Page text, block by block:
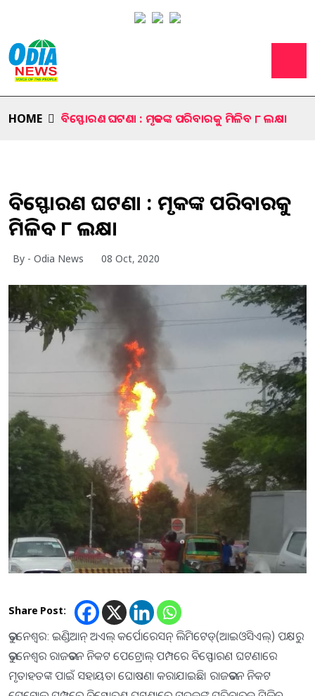
HOME ବିସ୍ଫୋରଣ ଘଟଣା : ମୃତକଙ୍କ ପରିବାରକୁ ମିଳିବ ୮ ଲକ୍ଷ।
ବିସ୍ଫୋରଣ ଘଟଣା : ମୃତକଙ୍କ ପରିବାରକୁ
ମିଳିବ ୮ ଲକ୍ଷ।
By - Odia News 08 Oct, 2020
Share Post:
ଭୁବନେଶ୍ବର: ଇଣ୍ଡିଆନ୍‌ ଅଏଲ୍‌ କର୍ପୋରେସନ୍‌ ଲିମିଟେଡ୍‌(ଆଇଓସିଏଲ୍‌) ପକ୍ଷରୁ
ଭୁବନେଶ୍ବର ରାଜଭବନ ନିକଟ ପେଟ୍ରୋଲ୍‌ ପମ୍ପରେ ବିସ୍ଫୋରଣ ଘଟଣାରେ
ମୃତାହତଙ୍କ ପାଇଁ ସହାୟତା ଘୋଷଣା କରାଯାଇଛି। ରାଜଭବନ ନିକଟ